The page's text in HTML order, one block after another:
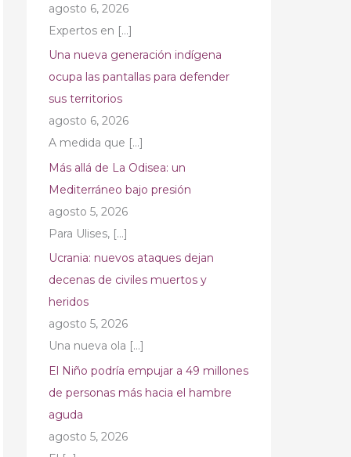
agosto 6, 2026
Expertos en […]
Una nueva generación indígena
ocupa las pantallas para defender
sus territorios
agosto 6, 2026
A medida que […]
Más allá de La Odisea: un
Mediterráneo bajo presión
agosto 5, 2026
Para Ulises, […]
Ucrania: nuevos ataques dejan
decenas de civiles muertos y
heridos
agosto 5, 2026
Una nueva ola […]
El Niño podría empujar a 49 millones
de personas más hacia el hambre
aguda
agosto 5, 2026